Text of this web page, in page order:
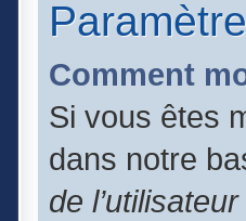
Comment
Si vous êtes
dans notre
de l’utilisateur